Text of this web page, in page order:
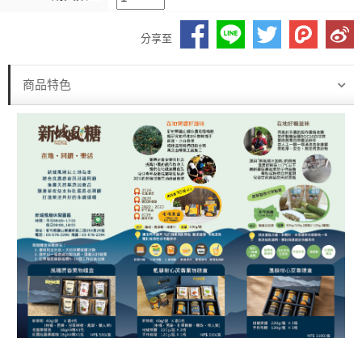
分享至
商品特色